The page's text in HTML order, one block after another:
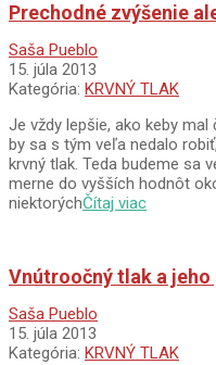
Prechodné zvýšenie
2013-
07-
15
Saša Pueblo
15. júla 2013
Kategória: KRVNÝ TLAK
Je vždy lepšie, ako keby
by sa s tým veľa nedalo
krvný tlak. Teda budeme sa
merne do vyšších hodnôt
niektorýchČítaj viac
Vnútroočný tlak a jeho
2013-
07-
15
Saša Pueblo
15. júla 2013
Kategória: KRVNÝ TLAK